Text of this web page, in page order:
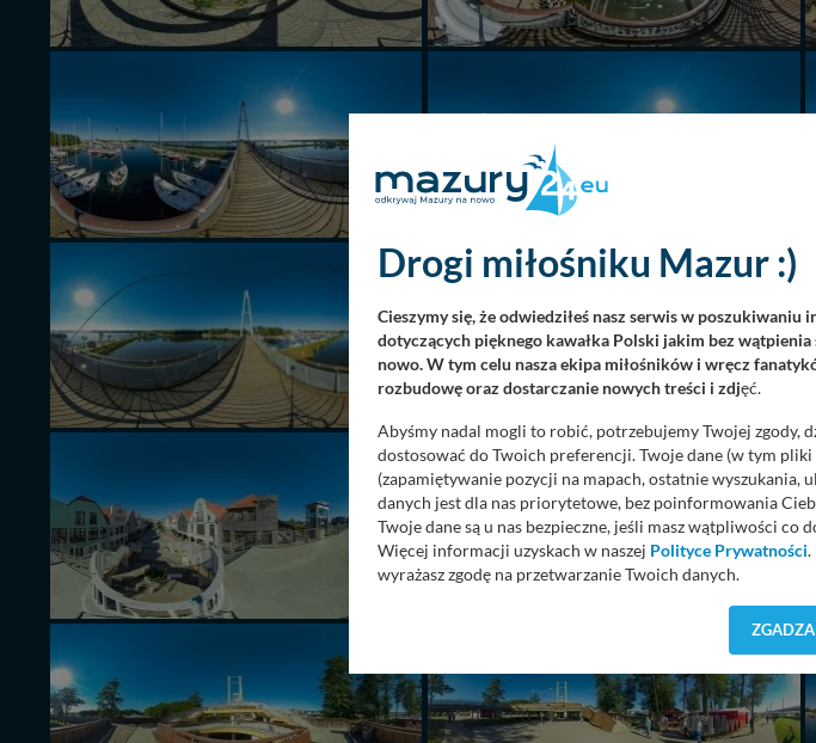
AKTUALNIE PRZEGLĄDANA
PANORAMA
Drogi miłośniku Mazur :)
Cieszymy się, że odwiedziłeś nasz serwis w
dotyczących pięknego kawałka Polski jakim bez
nowo. W tym celu nasza ekipa miłośników i wręcz
rozbudowę oraz dostarczanie nowych treści i zdjęć.
Abyśmy nadal mogli to robić, potrzebujemy Twojej zgody,
dostosować do Twoich preferencji. Twoje dane (w tym
(zapamiętywanie pozycji na mapach, ostatnie wyszukania,
danych jest dla nas priorytetowe, bez poinformowania
Twoje dane są u nas bezpieczne, jeśli masz wątpliwości co
Więcej informacji uzyskach w naszej Polityce Prywatności.
wyrażasz zgodę na przetwarzanie Twoich danych.
Wyjątkiem jest sytuacja, gdy przekazanie Twoich danych
zasadach i funkcjonalności serwisu wRegulaminie Serwisu.
Administratorem Twoich danych jest: Agencja